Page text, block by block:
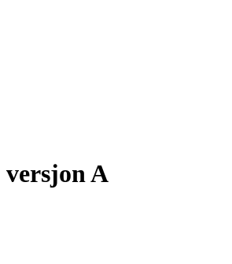
versjon A